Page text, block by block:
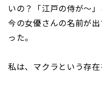
いの？「江戸の侍が〜
今の女優さんの名前が
った。
私は、マクラという存在